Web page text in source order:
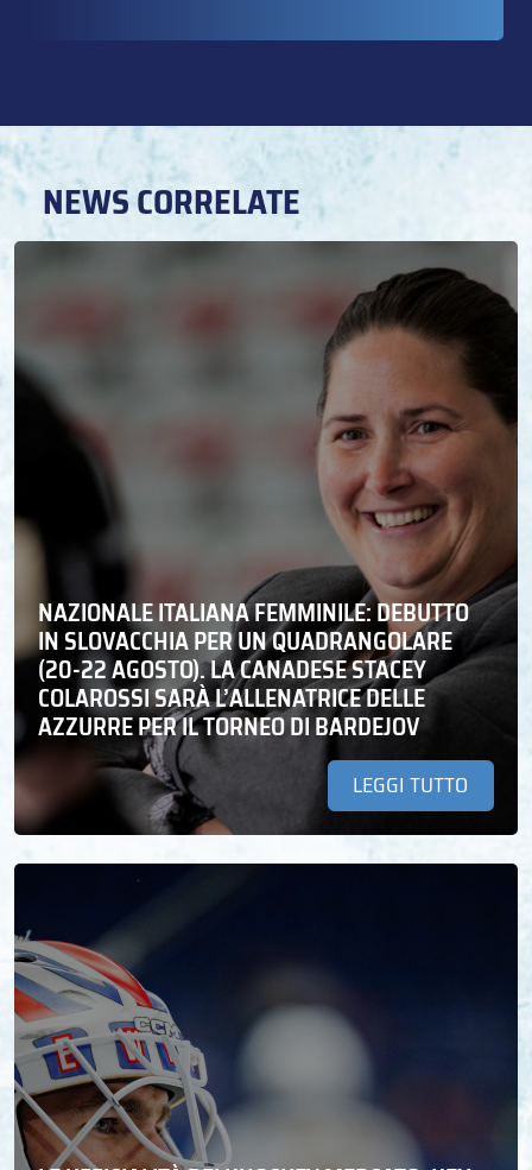
NEWS CORRELATE
NAZIONALE ITALIANA FEMMINILE: DEBUTTO
IN SLOVACCHIA PER UN QUADRANGOLARE
(20-22 AGOSTO). LA CANADESE STACEY
COLAROSSI SARÀ L’ALLENATRICE DELLE
AZZURRE PER IL TORNEO DI BARDEJOV
LEGGI TUTTO